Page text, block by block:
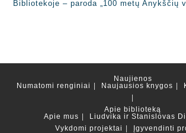
Bibliotekoje – paroda „100 metų Anykščių
Naujienos
Numatomi renginiai
Naujausios knygos
Apie biblioteką
Apie mus
Liudvika ir Stanislovas
Vykdomi projektai
Įgyvendinti